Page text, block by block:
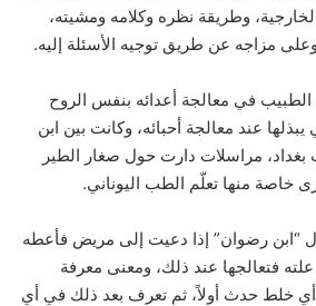
وطريقة نظره وكلامه ومشيته،
مزاجه عن طريق توجيه الأسئلة إليه.
في معالجة أعدائه بنفس الروح
يبذلها عند معالجة أحبائه، وكانت بين ابن
مراسلات دارت حول صغار الطير
خاصة منها تعلّم الطب اليوناني.
“ابن رضوان” إذا دعيت إلى مريض فأعطه
فتعالجها عند ذلك، ومعنى معرفة
خلط حدث أولاً، ثم تعرف بعد ذلك في أي